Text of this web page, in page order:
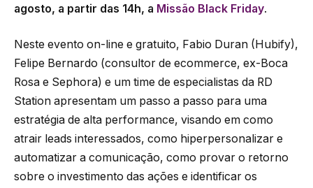
agosto, a partir das 14h, a Missão Black Friday.
Neste evento on-line e gratuito, Fabio Duran (Hubify),
Felipe Bernardo (consultor de ecommerce, ex-Boca
Rosa e Sephora) e um time de especialistas da RD
Station apresentam um passo a passo para uma
estratégia de alta performance, visando em como
atrair leads interessados, como hiperpersonalizar e
automatizar a comunicação, como provar o retorno
sobre o investimento das ações e identificar os